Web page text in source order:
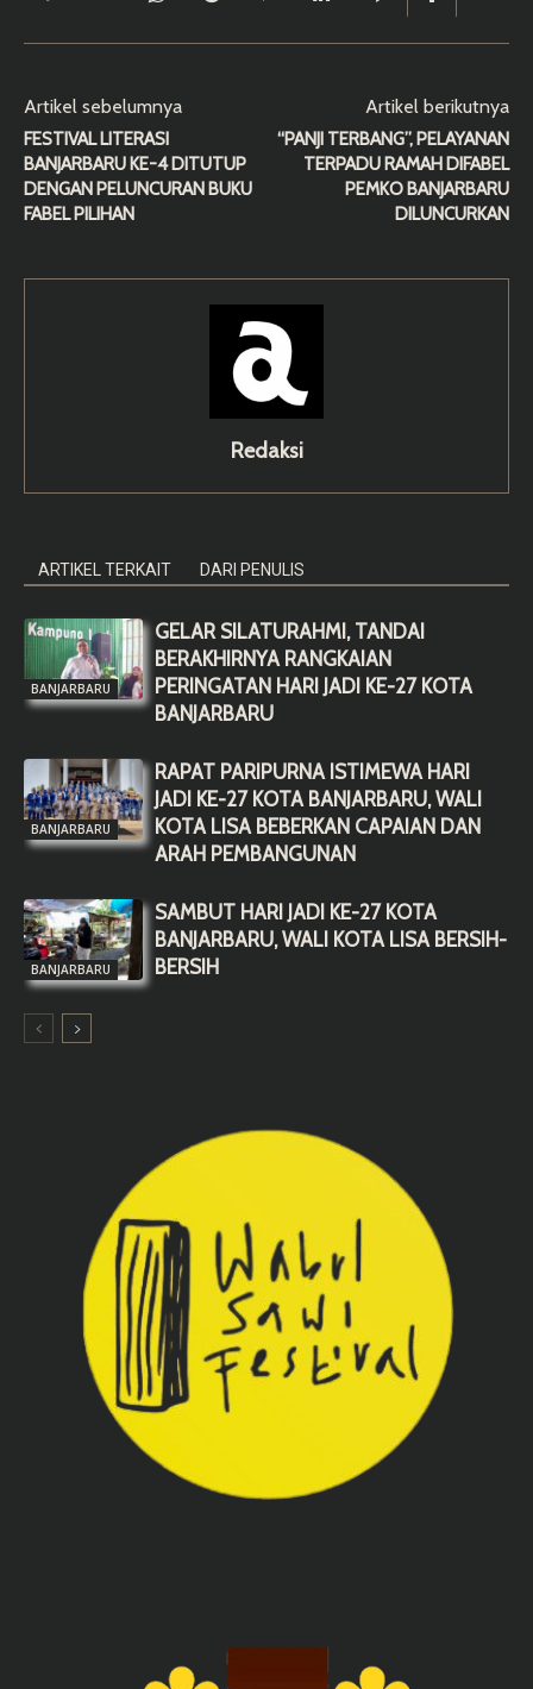
Artikel sebelumnya
FESTIVAL LITERASI
BANJARBARU KE-4 DITUTUP
DENGAN PELUNCURAN BUKU
FABEL PILIHAN
Artikel berikutnya
“PANJI TERBANG”, PELAYANAN
TERPADU RAMAH DIFABEL
PEMKO BANJARBARU
DILUNCURKAN
Redaksi
ARTIKEL TERKAIT DARI PENULIS
BANJARBARU
GELAR SILATURAHMI, TANDAI
BERAKHIRNYA RANGKAIAN
PERINGATAN HARI JADI KE-27 KOTA
BANJARBARU
BANJARBARU
RAPAT PARIPURNA ISTIMEWA HARI
JADI KE-27 KOTA BANJARBARU, WALI
KOTA LISA BEBERKAN CAPAIAN DAN
ARAH PEMBANGUNAN
BANJARBARU
SAMBUT HARI JADI KE-27 KOTA
BANJARBARU, WALI KOTA LISA BERSIH-
BERSIH